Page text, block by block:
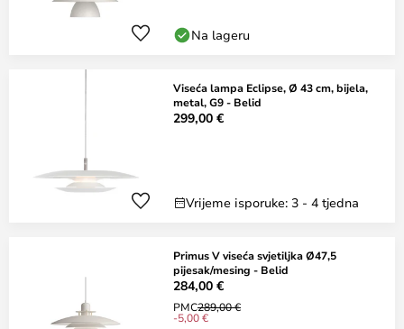
Na lageru
Viseća lampa Eclipse, Ø 43 cm, bijela,
metal, G9 - Belid
299,00 €
Vrijeme isporuke: 3 - 4 tjedna
Primus V viseća svjetiljka Ø47,5
pijesak/mesing - Belid
284,00 €
PMC289,00 €
-5,00 €